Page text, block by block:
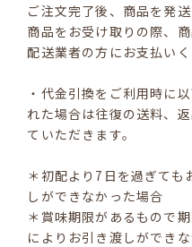
ご注文完了後、商品を発送
商品をお受け取りの際、
配送業者の方にお支払いく
・代金引換をご利用時に
れた場合は往復の送料、
ていただきます。
＊初配より7日を過ぎても
しができなかった場合
＊賞味期限があるもので
によりお引き渡しができな